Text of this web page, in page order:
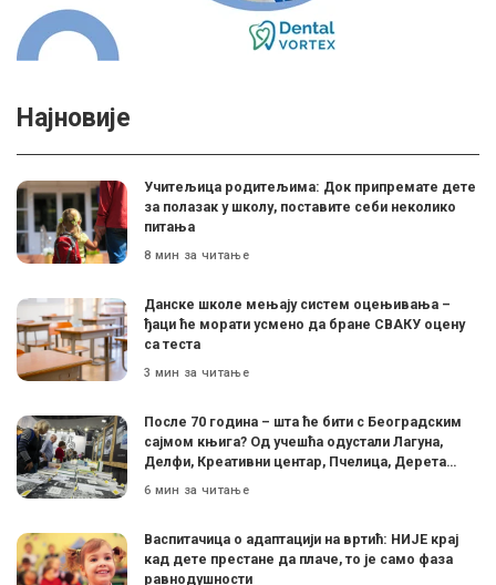
Најновије
Учитељица родитељима: Док припремате дете
за полазак у школу, поставите себи неколико
питања
8 мин за читање
Данске школе мењају систем оцењивања –
ђаци ће морати усмено да бране СВАКУ оцену
са теста
3 мин за читање
После 70 година – шта ће бити с Београдским
сајмом књига? Од учешћа одустали Лагуна,
Делфи, Креативни центар, Пчелица, Дерета…
6 мин за читање
Васпитачица о адаптацији на вртић: НИЈЕ крај
кад дете престане да плаче, то је само фаза
равнодушности